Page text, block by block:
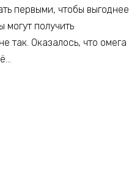
первыми, чтобы выгоднее
получить
так. Оказалось, что омега